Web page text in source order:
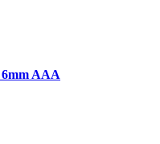
AAA